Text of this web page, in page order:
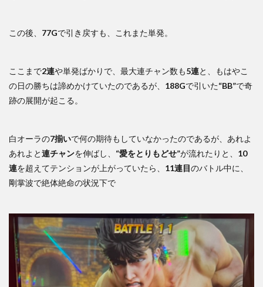
この後、 77Gで引き戻すも、これまた単発。
ここまで2連や単発ばかりで、最大連チャン数も5連と、もはやこ
の日の勝ちは諦めかけていたのであるが、 188Gで引いた“BB”で奇
跡の展開が起こる。
白オーラの7揃いで何の期待もしていなかったのであるが、あれよ
あれよと連チャンを伸ばし、 “愛をとりもどせ”が流れたりと、 10
連を超えてテンションが上がっていたら、 11連目のバトル中に、
剛掌波で絶体絶命の状況下で